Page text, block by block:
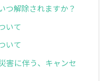
つ解除されますか？
いて
いて
害に伴う、キャンセ